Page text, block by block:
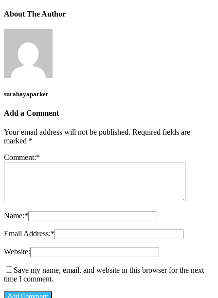
About The Author
surabayaparket
Add a Comment
Your email address will not be published. Required fields are
marked *
Comment:*
Name:*
Email Address:*
Website:
Save my name, email, and website in this browser for the next
time I comment.